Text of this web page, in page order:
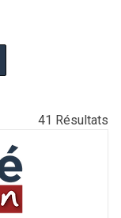
41 Résultats